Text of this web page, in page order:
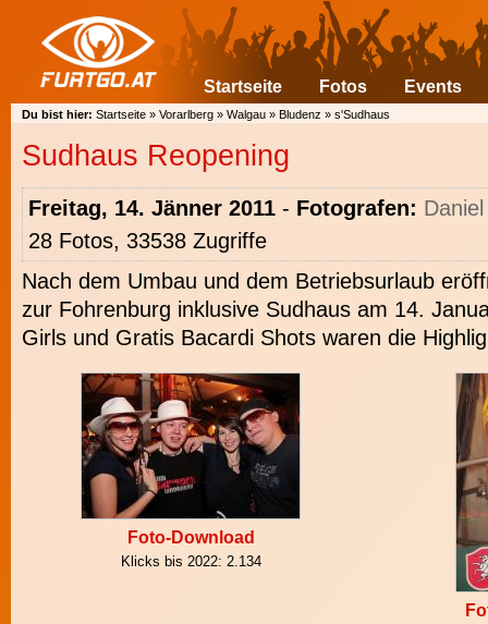
Startseite Fotos Events
Du bist hier: Startseite » Vorarlberg » Walgau » Bludenz » s'Sudhaus
Sudhaus Reopening
Freitag, 14. Jänner 2011 - Fotografen: Daniel
28 Fotos, 33538 Zugriffe
Nach dem Umbau und dem Betriebsurlaub
zur Fohrenburg inklusive Sudhaus am 14.
Girls und Gratis Bacardi Shots waren die
Foto-Download
Klicks bis 2022: 2.134